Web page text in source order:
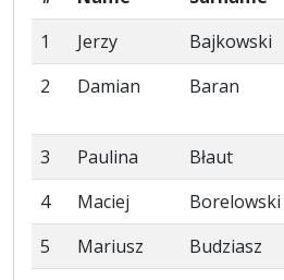
1
Jerzy Bajkowski
2
Damian Baran
3
Paulina Błaut
4
Maciej Borelowski
5
Mariusz Budziasz